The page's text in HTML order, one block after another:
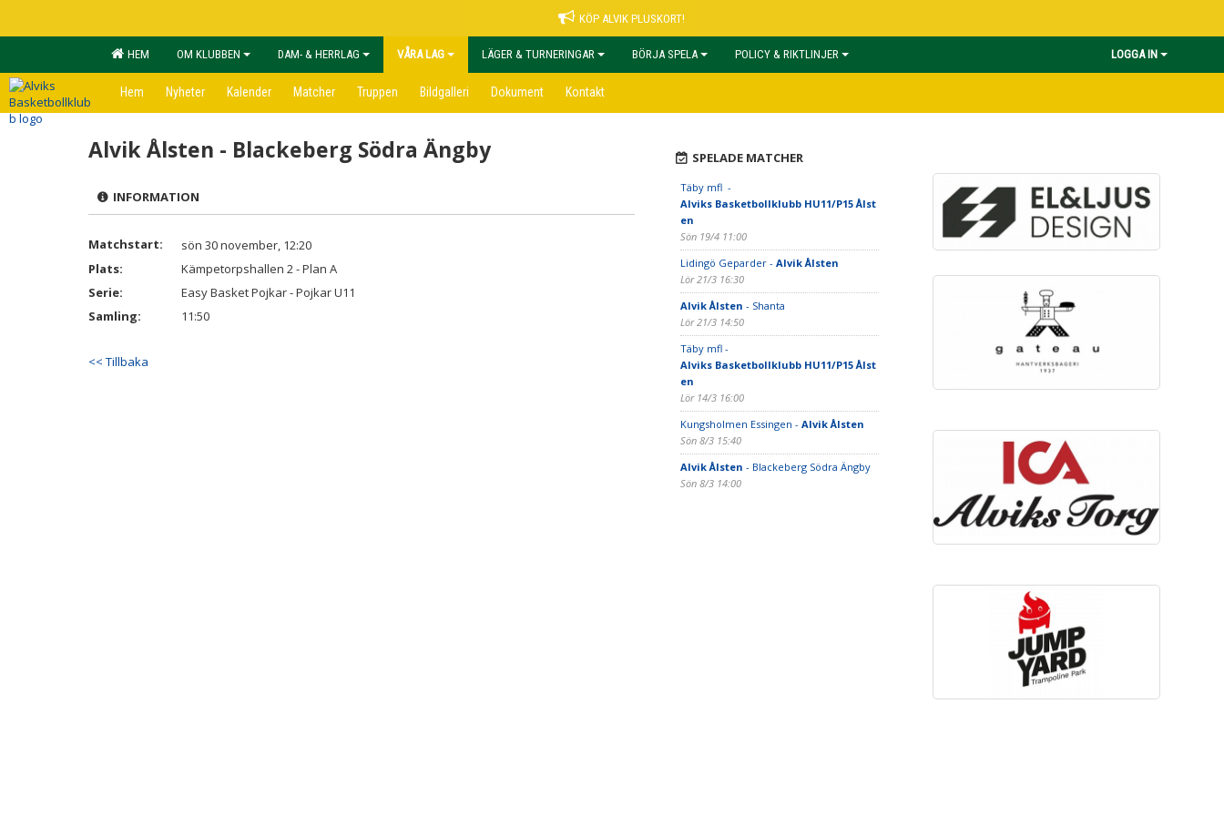
KÖP ALVIK PLUSKORT!
HEM OM KLUBBEN DAM- & HERRLAG VÅRA LAG LÄGER & TURNERINGAR BÖRJA SPELA POLICY & RIKTLINJER LOGGA IN
Hem Nyheter Kalender Matcher Truppen Bildgalleri Dokument Kontakt
Alvik Ålsten - Blackeberg Södra Ängby
INFORMATION
Matchstart:
sön 30 november, 12:20
Plats:
Kämpetorpshallen 2 - Plan A
Serie:
Easy Basket Pojkar - Pojkar U11
Samling:
11:50
<< Tillbaka
SPELADE MATCHER
Täby mfl -
Alviks Basketbollklubb HU11/P15 Ålst
en
Sön 19/4 11:00
Lidingö Geparder - Alvik Ålsten
Lör 21/3 16:30
Alvik Ålsten - Shanta
Lör 21/3 14:50
Täby mfl -
Alviks Basketbollklubb HU11/P15 Ålst
en
Lör 14/3 16:00
Kungsholmen Essingen - Alvik Ålsten
Sön 8/3 15:40
Alvik Ålsten - Blackeberg Södra Ängby
Sön 8/3 14:00